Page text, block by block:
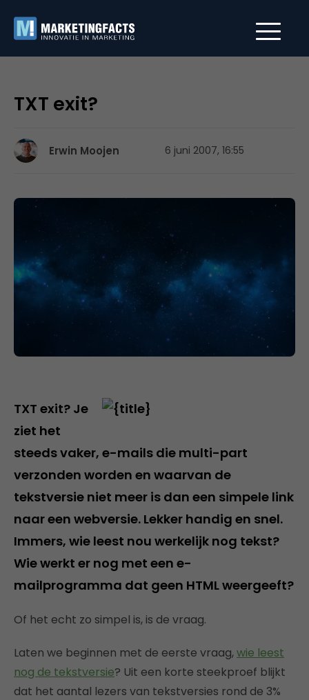
TXT exit?
Erwin Moojen 6 juni 2007, 16:55
TXT exit? Je
ziet het
steeds vaker, e-mails die multi-part
verzonden worden en waarvan de
tekstversie niet meer is dan een simpele link
naar een webversie. Lekker handig en snel.
Immers, wie leest nou werkelijk nog tekst?
Wie werkt er nog met een e-
mailprogramma dat geen HTML weergeeft?
Of het echt zo simpel is, is de vraag.
Laten we beginnen met de eerste vraag,wie leest
nog de tekstversie? Uit een korte steekproef blijkt
dat het aantal lezers van tekstversies rond de 3%